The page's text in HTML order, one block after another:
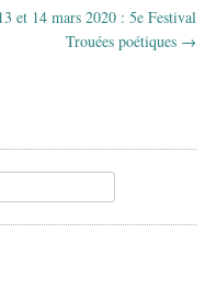
et 14 mars 2020 : 5e Festival
Trouées poétiques →